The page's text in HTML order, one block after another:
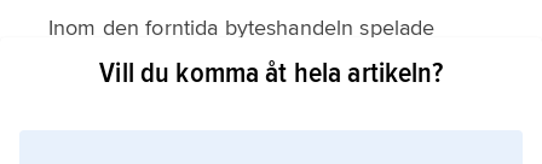
Inom den forntida byteshandeln spelade
bärnsten en viktig roll som mellanvara och
Vill du komma åt hela artikeln?